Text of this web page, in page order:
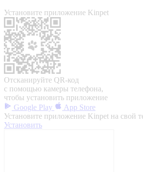
Установите приложение Kinpet
Отсканируйте QR-код
с помощью камеры телефона,
чтобы установить приложение
Google Play
App Store
Установите приложение Kinpet на свой
Установить